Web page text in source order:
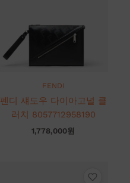
FENDI
펜디 섀도우 다이아고널 클
러치 8057712958190
1,778,000원